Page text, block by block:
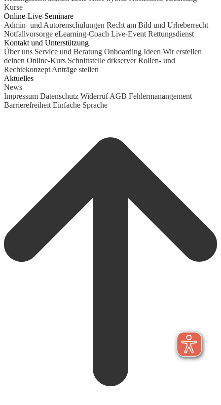
Kurse
Online-Live-Seminare
Admin- und Autorenschulungen Recht am Bild und Urheberrecht
Notfallvorsorge eLearning-Coach Live-Event Rettungsdienst
Kontakt und Unterstützung
Über uns Service und Beratung Onboarding Ideen Wir erstellen
deinen Online-Kurs Schnittstelle drkserver Rollen- und
Rechtekonzept Anträge stellen
Aktuelles
News
Impressum Datenschutz Widerruf AGB Fehlermanangement
Barrierefreiheit Einfache Sprache